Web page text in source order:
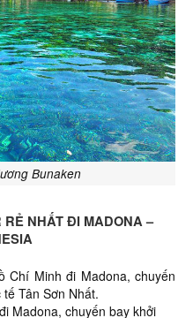
Bunaken
NHẤT ĐI MADONA –
Chí Minh đi Madona, chuyến
Tân Sơn Nhất.
Madona, chuyến bay khởi